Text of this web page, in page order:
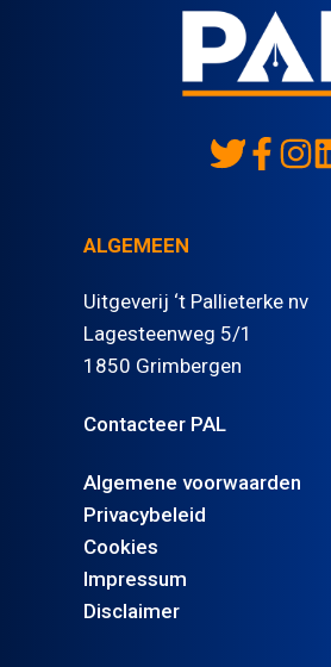
ALGEMEEN
Uitgeverij ‘t Pallieterke nv
Lagesteenweg 5/1
1850 Grimbergen
Contacteer PAL
Algemene voorwaarden
Privacybeleid
Cookies
Impressum
Disclaimer